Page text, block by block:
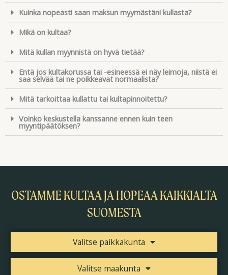
Kuinka nopeasti saan maksun myymästäni kullasta?
Mikä on kultaa?
Mitä kullan myynnistä on hyvä tietää?
Entä jos kultakorussa tai -esineessä ei näy leimoja, niistä ei
saa selvää tai ne poikkeavat normaalista?
Mitä tarkoittaa kullattu tai kultapinnoitettu?
Voinko keskustella kanssanne ennen kuin teen
myyntipäätöksen?
OSTAMME KULTAA JA HOPEAA KAIKKIALTA
SUOMESTA
Valitse paikkakunta
Valitse maakunta